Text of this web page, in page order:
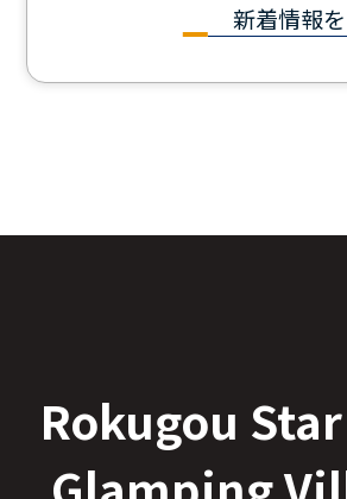
新着情報
Rokugou